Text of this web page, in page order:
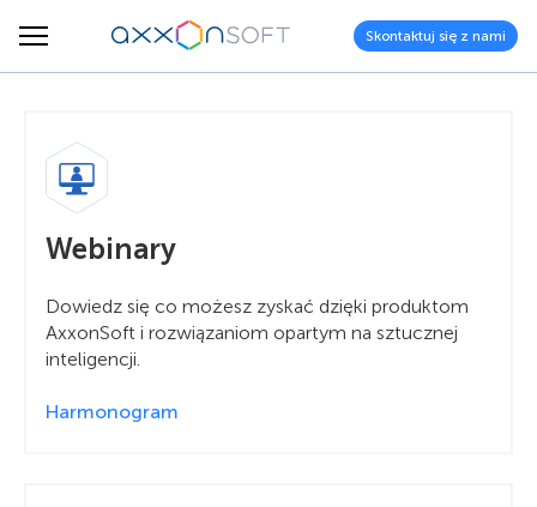
Skontaktuj się z nami
Webinary
Dowiedz się co możesz zyskać dzięki produktom
AxxonSoft i rozwiązaniom opartym na sztucznej
inteligencji.
Harmonogram